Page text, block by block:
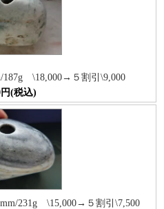
\18,000→５割引\9,000
(税込)
231g \15,000→５割引\7,500